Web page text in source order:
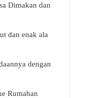
Dimakan dan
dan enak ala
dengan
Rumahan